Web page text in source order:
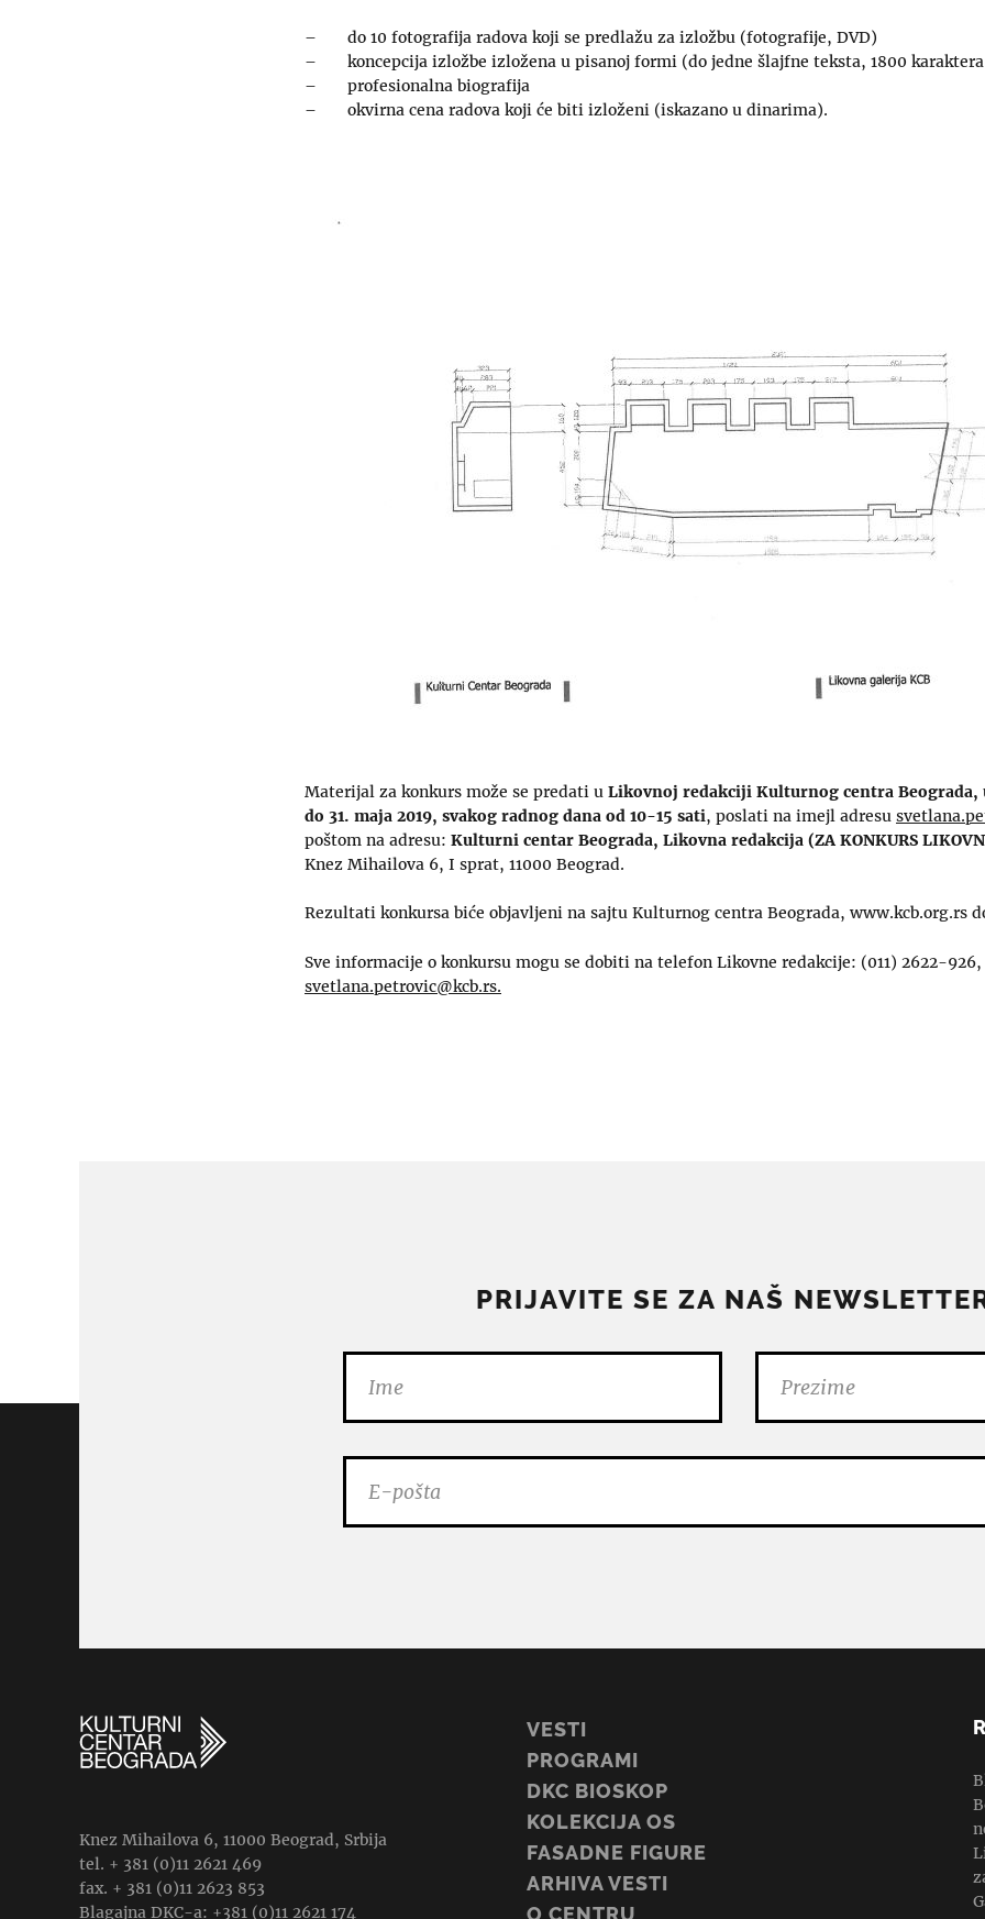
– do 10 fotografija radova koji se predlažu za izložbu (fotografije, DVD)
– koncepcija izložbe izložena u pisanoj formi (do jedne šlajfne teksta, 1800
– profesionalna biografija
– okvirna cena radova koji će biti izloženi (iskazano u dinarima).
Materijal za konkurs može se predati u Likovnoj redakciji Kulturnog centra Beograda,
do 31. maja 2019, svakog radnog dana od 10-15 sati, poslati na imejl adresu
poštom na adresu: Kulturni centar Beograda, Likovna redakcija (ZA KONKURS
Knez Mihailova 6, I sprat, 11000 Beograd.
Rezultati konkursa biće objavljeni na sajtu Kulturnog centra Beograda, www.kcb.org.rs
Sve informacije o konkursu mogu se dobiti na telefon Likovne redakcije: (011) 2622-
svetlana.petrovic@kcb.rs.
PRIJAVITE SE ZA NAŠ
Knez Mihailova 6, 11000 Beograd, Srbija
tel. + 381 (0)11 2621 469
fax. + 381 (0)11 2623 853
Blagajna DKC-a: +381 (0)11 2621 174
VESTI
PROGRAMI
DKC BIOSKOP
KOLEKCIJA OS
FASADNE FIGURE
ARHIVA VESTI